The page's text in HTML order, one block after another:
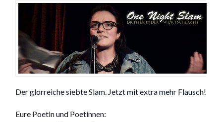
Der glorreiche siebte Slam. Jetzt mit extra mehr Flausch!
Eure Poetin und Poetinnen: